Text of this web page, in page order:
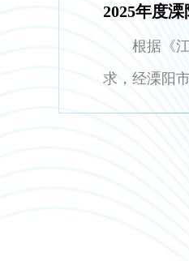
根据《江
求，经溧阳
水路运输经